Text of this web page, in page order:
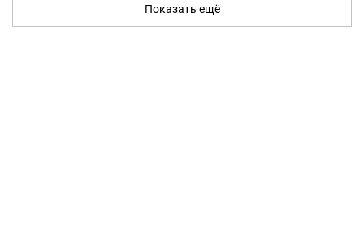
Показать ещё